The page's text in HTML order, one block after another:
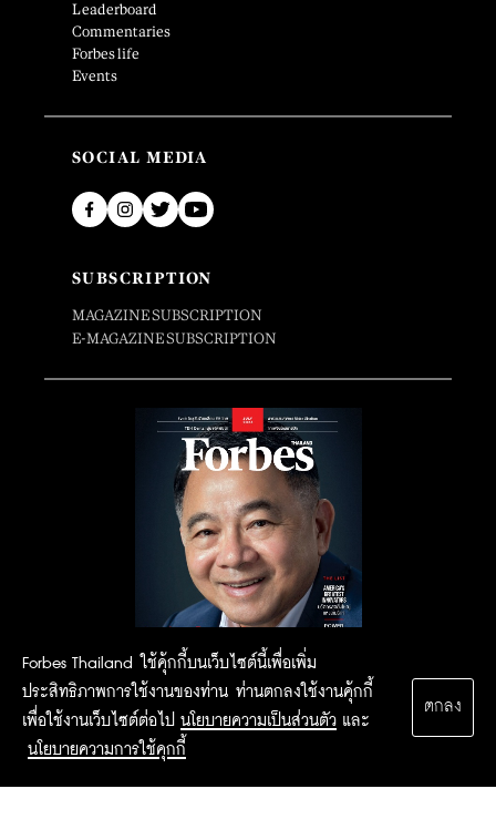
Forbes Thailand ใช้คุ้กกี้บนเว็บไซต์นี้เพื่อเพิ่ม
ประสิทธิภาพการใช้งานของท่าน ท่านตกลงใช้งานคุ้กกี้
เพื่อใช้งานเว็บไซต์ต่อไป นโยบายความเป็นส่วนตัว และ
นโยบายความการใช้คุกกี้
ตกลง
Leaderboard
Commentaries
Forbes life
Events
SOCIAL MEDIA
SUBSCRIPTION
MAGAZINE SUBSCRIPTION
E-MAGAZINE SUBSCRIPTION
2015 Forbesthailand.com ALL RIGHTS RESERVED